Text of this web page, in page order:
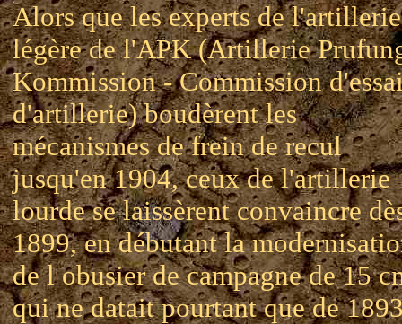
Alors que les experts de l'artillerie
légère de l'APK (Artillerie
Kommission - Commission
d'artillerie) boudèrent les
mécanismes de frein de recul
jusqu'en 1904, ceux de l'artillerie
lourde se laissèrent convaincre
1899, en débutant la
de l obusier de campagne de 15
qui ne datait pourtant que de